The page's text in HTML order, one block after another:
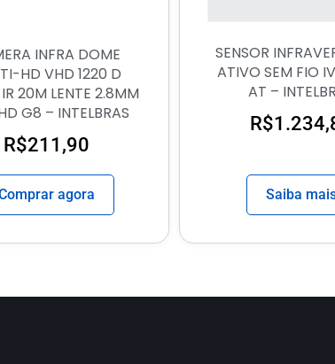
INFRA DOME
HD VHD 1220 D
20M LENTE 2.8MM
G8 – INTELBRAS
R$211,90
agora
SENSOR
ATIVO SEM FIO
AT –
R$
Saiba